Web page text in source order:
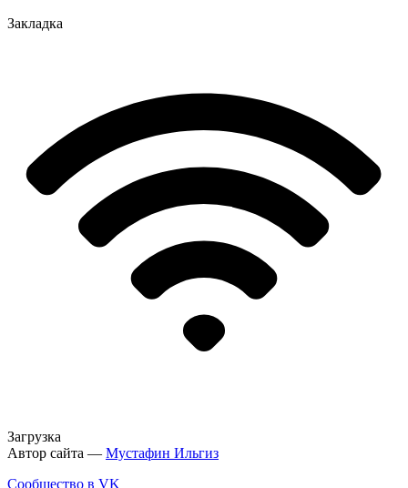
Закладка
Загрузка
Автор сайта — Мустафин Ильгиз
Сообщество в VK